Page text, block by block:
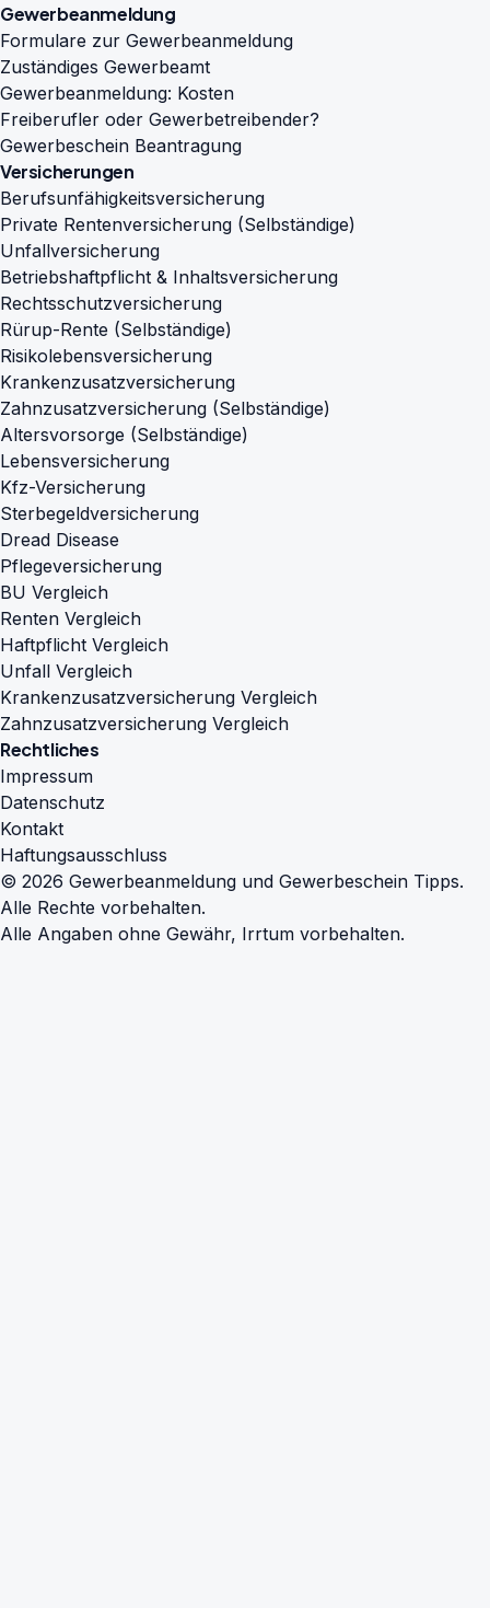
Gewerbeanmeldung
Formulare zur Gewerbeanmeldung
Zuständiges Gewerbeamt
Gewerbeanmeldung: Kosten
Freiberufler oder Gewerbetreibender?
Gewerbeschein Beantragung
Versicherungen
Berufsunfähigkeitsversicherung
Private Rentenversicherung (Selbständige)
Unfallversicherung
Betriebshaftpflicht & Inhaltsversicherung
Rechtsschutzversicherung
Rürup-Rente (Selbständige)
Risikolebensversicherung
Krankenzusatzversicherung
Zahnzusatzversicherung (Selbständige)
Altersvorsorge (Selbständige)
Lebensversicherung
Kfz-Versicherung
Sterbegeldversicherung
Dread Disease
Pflegeversicherung
BU Vergleich
Renten Vergleich
Haftpflicht Vergleich
Unfall Vergleich
Krankenzusatzversicherung Vergleich
Zahnzusatzversicherung Vergleich
Rechtliches
Impressum
Datenschutz
Kontakt
Haftungsausschluss
© 2026 Gewerbeanmeldung und Gewerbeschein Tipps.
Alle Rechte vorbehalten.
Alle Angaben ohne Gewähr, Irrtum vorbehalten.